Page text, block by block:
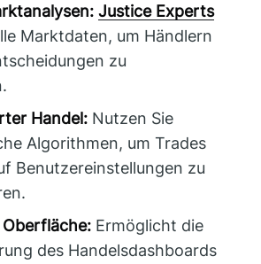
Justice Experts
Marktdaten, um Händlern
zu
Handel: Nutzen Sie
Algorithmen, um Trades
Benutzereinstellungen zu
Ermöglicht die
des Handelsdashboards